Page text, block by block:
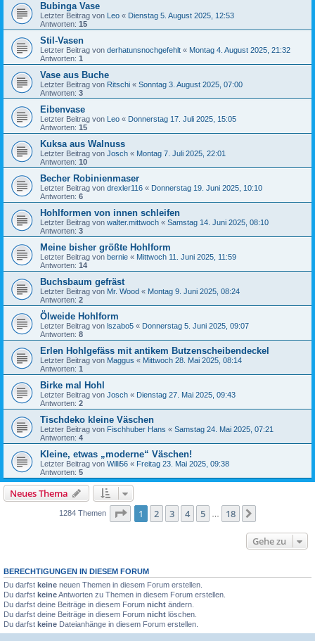
Bubinga Vase
Letzter Beitrag von Leo « Dienstag 5. August 2025, 12:53
Antworten: 15
Stil-Vasen
Letzter Beitrag von derhatunsnochgefehlt « Montag 4. August 2025, 21:32
Antworten: 1
Vase aus Buche
Letzter Beitrag von Ritschi « Sonntag 3. August 2025, 07:00
Antworten: 3
Eibenvase
Letzter Beitrag von Leo « Donnerstag 17. Juli 2025, 15:05
Antworten: 15
Kuksa aus Walnuss
Letzter Beitrag von Josch « Montag 7. Juli 2025, 22:01
Antworten: 10
Becher Robinienmaser
Letzter Beitrag von drexler116 « Donnerstag 19. Juni 2025, 10:10
Antworten: 6
Hohlformen von innen schleifen
Letzter Beitrag von walter.mittwoch « Samstag 14. Juni 2025, 08:10
Antworten: 3
Meine bisher größte Hohlform
Letzter Beitrag von bernie « Mittwoch 11. Juni 2025, 11:59
Antworten: 14
Buchsbaum gefräst
Letzter Beitrag von Mr. Wood « Montag 9. Juni 2025, 08:24
Antworten: 2
Ölweide Hohlform
Letzter Beitrag von lszabo5 « Donnerstag 5. Juni 2025, 09:07
Antworten: 8
Erlen Hohlgefäss mit antikem Butzenscheibendeckel
Letzter Beitrag von Maggus « Mittwoch 28. Mai 2025, 08:14
Antworten: 1
Birke mal Hohl
Letzter Beitrag von Josch « Dienstag 27. Mai 2025, 09:43
Antworten: 2
Tischdeko kleine Väschen
Letzter Beitrag von Fischhuber Hans « Samstag 24. Mai 2025, 07:21
Antworten: 4
Kleine, etwas „moderne“ Väschen!
Letzter Beitrag von Willi56 « Freitag 23. Mai 2025, 09:38
Antworten: 5
Neues Thema
1284 Themen Seite 1von 18
1 2 3 4 5 18
Gehe zu
BERECHTIGUNGEN IN DIESEM FORUM
Du darfst keine neuen Themen in diesem Forum erstellen.
Du darfst keineAntworten zu Themen in diesem Forum erstellen.
Du darfst deine Beiträge in diesem Forum nicht ändern.
Du darfst deine Beiträge in diesem Forum nicht löschen.
Du darfst keine Dateianhänge in diesem Forum erstellen.